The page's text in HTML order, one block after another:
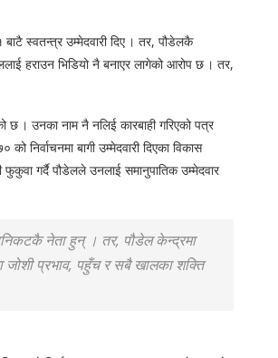
बाटै स्वतन्त्र उम्मेदवारी दिए । तर, पौडेलकै
हराउन भिडियो नै बनाएर लागेको आरोप छ । तर,
छ । उनका नाम नै नलिई कारबाही गरिएको पत्र
निर्वाचनमा बागी उम्मेदवारी दिएका विकास
फुकुवा गर्दै पौडेलले उनलाई समानुपातिक उम्मेदवार
नेता हुन् । तर, पौडेल केन्द्रमा
प्रभाव, पहुँच र सबै खालका शक्ति